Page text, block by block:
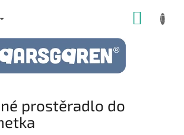
prostěradlo do